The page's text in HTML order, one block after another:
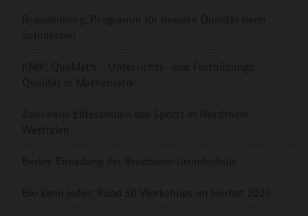
Brandenburg: Programm für bessere Qualität beim
Schulessen
KMK: QuaMath – Unterrichts- und Fortbildungs-
Qualität in Mathematik
Zwei neue Eliteschulen des Sports in Nordrhein-
Westfalen
Berlin: Einladung der Brodowin-Grundschule
Bio kann jeder: Rund 50 Workshops im Herbst 2023